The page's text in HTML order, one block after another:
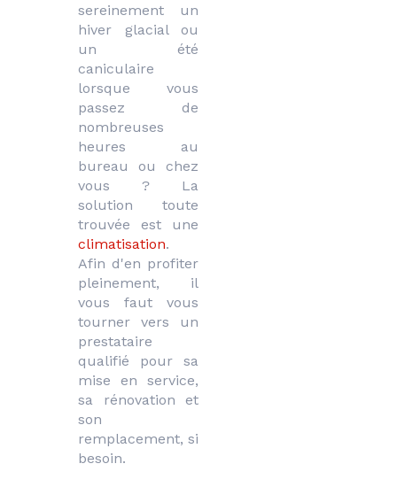
sereinement un
hiver glacial ou
un été
caniculaire
lorsque vous
passez de
nombreuses
heures au
bureau ou chez
vous ? La
solution toute
climatisation.
Afin d'en profiter
pleinement, il
vous faut vous
tourner vers un
prestataire
qualifié pour sa
mise en service,
sa rénovation et
son
remplacement, si
besoin.